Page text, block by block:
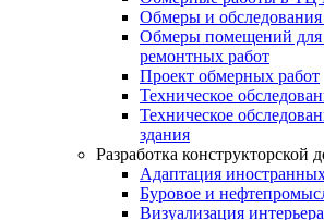
Обмеры и обследования
Обмеры помещений для
ремонтных работ
Проект обмерных работ
Техническое
Техническое
здания
Разработка конструкторской
Адаптация
Буровое и
Визуализация